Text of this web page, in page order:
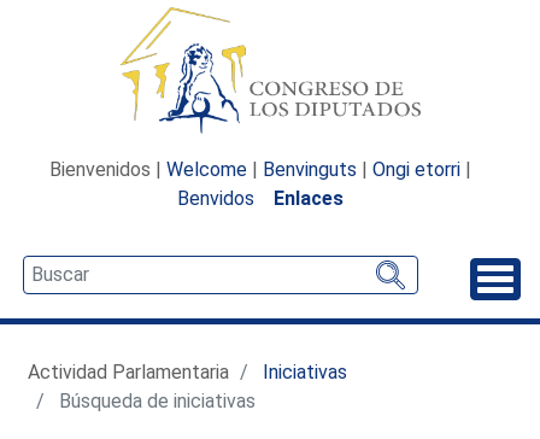
Bienvenidos | Welcome | Benvinguts | Ongi etorri |
Benvidos
Enlaces
Actividad Parlamentaria
Iniciativas
Búsqueda de iniciativas